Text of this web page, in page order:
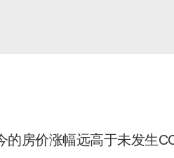
房价涨幅远高于未发生